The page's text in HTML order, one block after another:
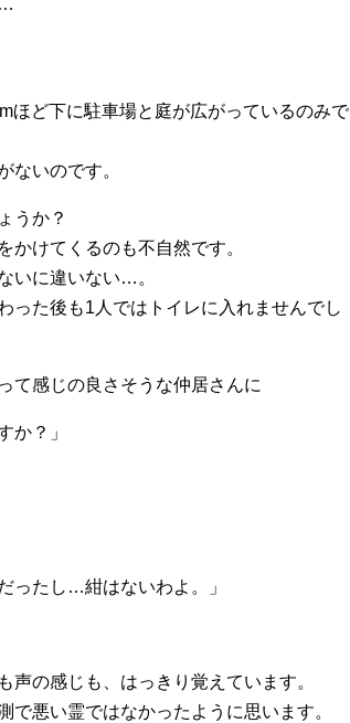
ほど下に駐車場と庭が広がっているのみで
ないのです。
うか？
かけてくるのも不自然です。
いに違いない…。
った後も1人ではトイレに入れませんでし
て感じの良さそうな仲居さんに
か？」
ったし…紺はないわよ。」
の感じも、はっきり覚えています。
悪い霊ではなかったように思います。